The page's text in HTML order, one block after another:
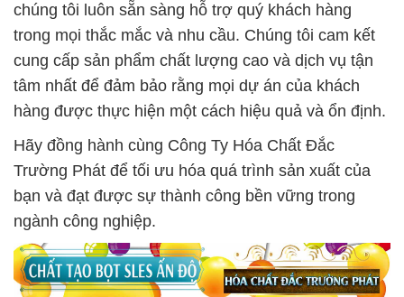
chúng tôi luôn sẵn sàng hỗ trợ quý khách hàng
trong mọi thắc mắc và nhu cầu. Chúng tôi cam kết
cung cấp sản phẩm chất lượng cao và dịch vụ tận
tâm nhất để đảm bảo rằng mọi dự án của khách
hàng được thực hiện một cách hiệu quả và ổn định.
Hãy đồng hành cùng Công Ty Hóa Chất Đắc
Trường Phát để tối ưu hóa quá trình sản xuất của
bạn và đạt được sự thành công bền vững trong
ngành công nghiệp.